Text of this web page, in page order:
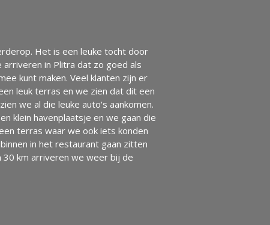
Het is een leuke tocht door
in Plitra dat zo goed als
kunt maken. Veel klanten zijn er
leuk terras en we zien dat dit een
we al die leuke auto's aankomen.
klein havenplaatsje en we gaan die
terras waar we ook iets konden
in het restaurant gaan zitten
30 km arriveren we weer bij de